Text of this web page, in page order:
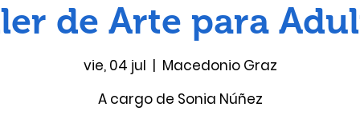
de Arte para
vie, 04 jul
  |
Macedonio Graz
A cargo de Sonia Núñez